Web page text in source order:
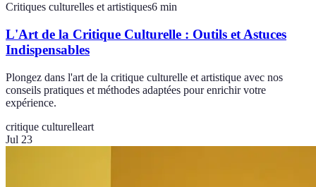
Critiques culturelles et artistiques6 min
L'Art de la Critique Culturelle : Outils et Astuces
Indispensables
Plongez dans l'art de la critique culturelle et artistique avec nos
conseils pratiques et méthodes adaptées pour enrichir votre
expérience.
critique culturelleart
Jul 23